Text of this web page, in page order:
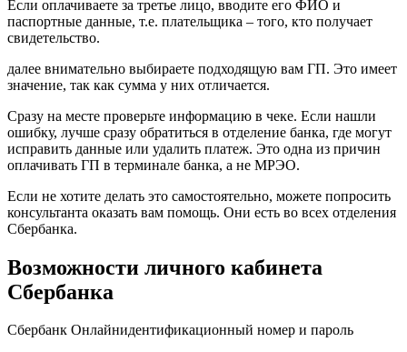
Если оплачиваете за третье лицо, вводите его ФИО и
паспортные данные, т.е. плательщика – того, кто получает
свидетельство.
далее внимательно выбираете подходящую вам ГП. Это имеет
значение, так как сумма у них отличается.
Сразу на месте проверьте информацию в чеке. Если нашли
ошибку, лучше сразу обратиться в отделение банка, где могут
исправить данные или удалить платеж. Это одна из причин
оплачивать ГП в терминале банка, а не МРЭО.
Если не хотите делать это самостоятельно, можете попросить
консультанта оказать вам помощь. Они есть во всех отделения
Сбербанка.
Возможности личного кабинета
Сбербанка
Сбербанк Онлайнидентификационный номер и пароль